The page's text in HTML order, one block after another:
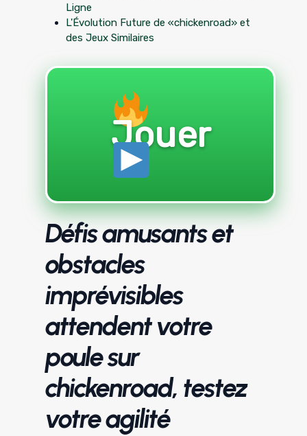
Ligne
L'Évolution Future de «chickenroad» et
des Jeux Similaires
Jouer
Défis amusants et
obstacles
imprévisibles
attendent votre
poule sur
chickenroad, testez
votre agilité